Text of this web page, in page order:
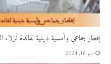
إفطار جماعي وأمسية دينية لفائدة نزلاء
مايو 16, 2024